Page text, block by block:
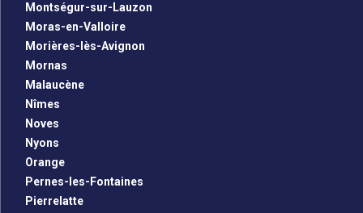
Montségur-sur-Lauzon
Moras-en-Valloire
Morières-lès-Avignon
Mornas
Malaucène
Nîmes
Noves
Nyons
Orange
Pernes-les-Fontaines
Pierrelatte